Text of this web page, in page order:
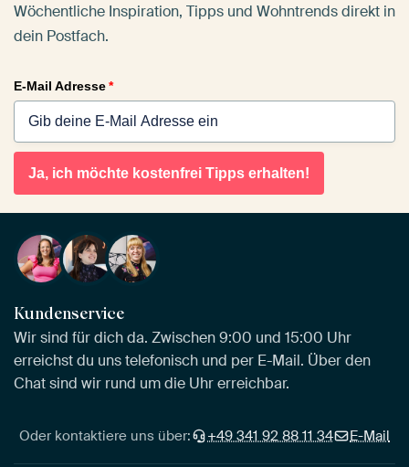
Wöchentliche Inspiration, Tipps und Wohntrends direkt in
dein Postfach.
E-Mail Adresse*
Ja, ich möchte kostenfrei Tipps erhalten!
Kundenservice
Wir sind für dich da. Zwischen 9:00 und 15:00 Uhr
erreichst du uns telefonisch und per E-Mail. Über den
Chat sind wir rund um die Uhr erreichbar.
Oder kontaktiere uns über: +49 341 92 88 11 34 E-Mail